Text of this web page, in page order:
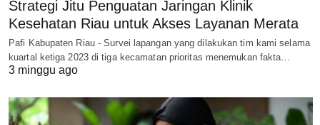
Strategi Jitu Penguatan Jaringan Klinik
Kesehatan Riau untuk Akses Layanan Merata
Pafi Kabupaten Riau - Survei lapangan yang dilakukan tim kami selama
kuartal ketiga 2023 di tiga kecamatan prioritas menemukan fakta…
3 minggu ago